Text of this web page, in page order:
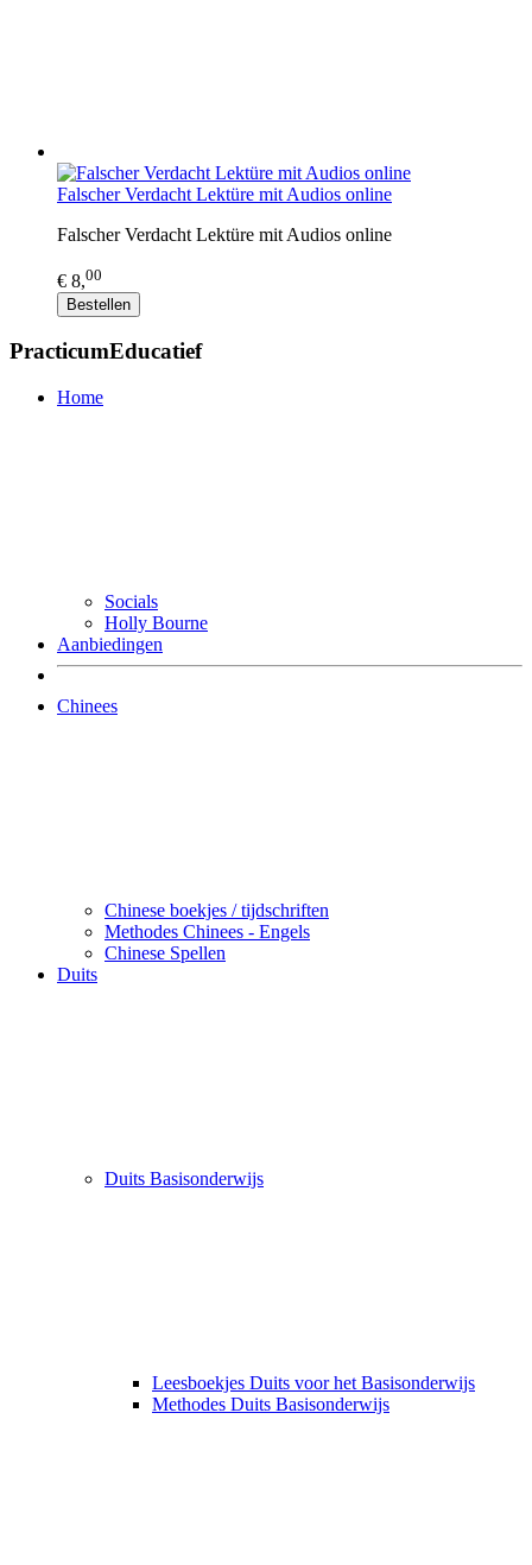
Falscher Verdacht Lektüre mit Audios online
Falscher Verdacht Lektüre mit Audios online
€ 8,00
Bestellen
PracticumEducatief
Home
Socials
Holly Bourne
Aanbiedingen
Chinees
Chinese boekjes / tijdschriften
Methodes Chinees - Engels
Chinese Spellen
Duits
Duits Basisonderwijs
Leesboekjes Duits voor het Basisonderwijs
Methodes Duits Basisonderwijs